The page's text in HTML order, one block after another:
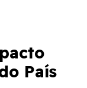
País